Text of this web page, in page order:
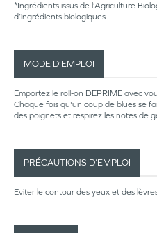
*Ingrédients issus de l’Agriculture
d’ingrédients biologiques
MODE D’EMPLOI
Emportez le roll-on DEPRIME avec
Chaque fois qu'un coup de blues se
des poignets et respirez les notes de
PRÉCAUTIONS D’EMPLOI
Eviter le contour des yeux et des